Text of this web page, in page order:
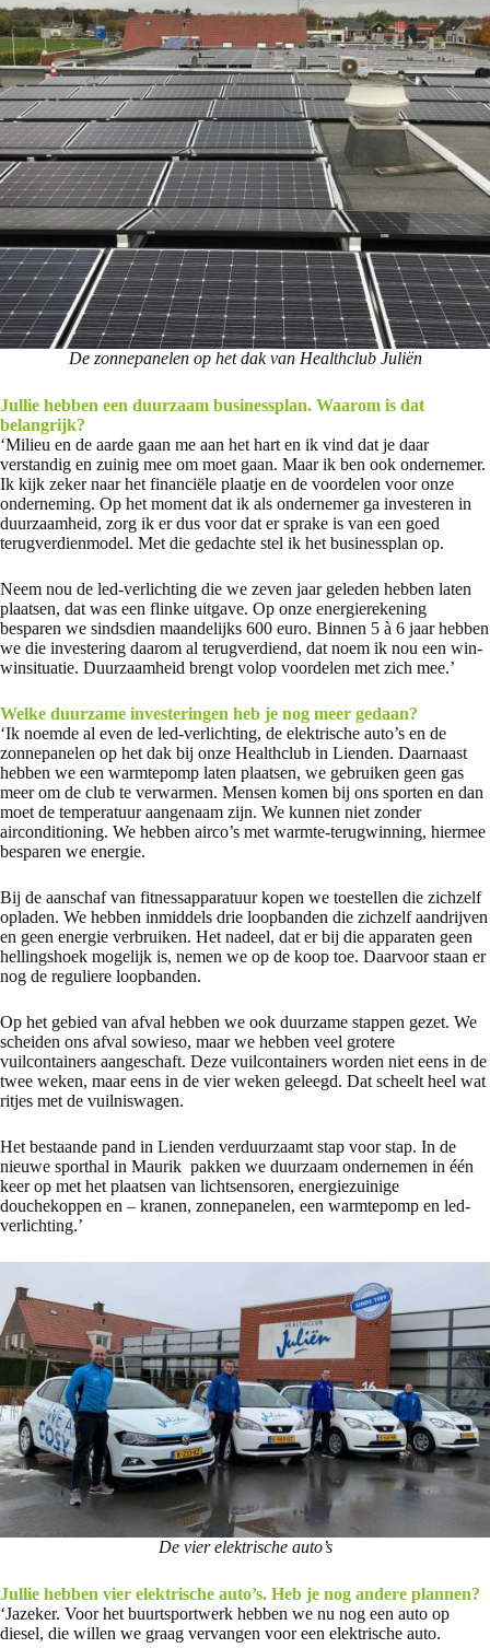
De zonnepanelen op het dak van Healthclub Juliën
Jullie hebben een duurzaam businessplan. Waarom is dat
belangrijk?
‘Milieu en de aarde gaan me aan het hart en ik vind dat je daar
verstandig en zuinig mee om moet gaan. Maar ik ben ook ondernemer.
Ik kijk zeker naar het financiële plaatje en de voordelen voor onze
onderneming. Op het moment dat ik als ondernemer ga investeren in
duurzaamheid, zorg ik er dus voor dat er sprake is van een goed
terugverdienmodel. Met die gedachte stel ik het businessplan op.
Neem nou de led-verlichting die we zeven jaar geleden hebben laten
plaatsen, dat was een flinke uitgave. Op onze energierekening
besparen we sindsdien maandelijks 600 euro. Binnen 5 à 6 jaar hebben
we die investering daarom al terugverdiend, dat noem ik nou een win-
winsituatie. Duurzaamheid brengt volop voordelen met zich mee.’
Welke duurzame investeringen heb je nog meer gedaan?
‘Ik noemde al even de led-verlichting, de elektrische auto’s en de
zonnepanelen op het dak bij onze Healthclub in Lienden. Daarnaast
hebben we een warmtepomp laten plaatsen, we gebruiken geen gas
meer om de club te verwarmen. Mensen komen bij ons sporten en dan
moet de temperatuur aangenaam zijn. We kunnen niet zonder
airconditioning. We hebben airco’s met warmte-terugwinning, hiermee
besparen we energie.
Bij de aanschaf van fitnessapparatuur kopen we toestellen die zichzelf
opladen. We hebben inmiddels drie loopbanden die zichzelf aandrijven
en geen energie verbruiken. Het nadeel, dat er bij die apparaten geen
hellingshoek mogelijk is, nemen we op de koop toe. Daarvoor staan er
nog de reguliere loopbanden.
Op het gebied van afval hebben we ook duurzame stappen gezet. We
scheiden ons afval sowieso, maar we hebben veel grotere
vuilcontainers aangeschaft. Deze vuilcontainers worden niet eens in de
twee weken, maar eens in de vier weken geleegd. Dat scheelt heel wat
ritjes met de vuilniswagen.
Het bestaande pand in Lienden verduurzaamt stap voor stap. In de
nieuwe sporthal in Maurik pakken we duurzaam ondernemen in één
keer op met het plaatsen van lichtsensoren, energiezuinige
douchekoppen en – kranen, zonnepanelen, een warmtepomp en led-
verlichting.’
De vier elektrische auto’s
Jullie hebben vier elektrische auto’s. Heb je nog andere plannen?
‘Jazeker. Voor het buurtsportwerk hebben we nu nog een auto op
diesel, die willen we graag vervangen voor een elektrische auto.